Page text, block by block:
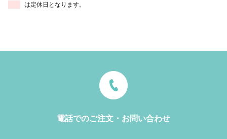
は定休日となります。
電話でのご注文・お問い合わせ